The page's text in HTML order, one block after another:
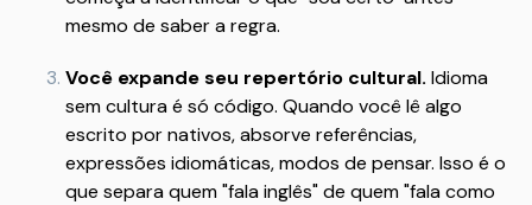
mesmo de saber a regra.
Você expande seu repertório cultural. Idioma
sem cultura é só código. Quando você lê algo
escrito por nativos, absorve referências,
expressões idiomáticas, modos de pensar. Isso é o
que separa quem "fala inglês" de quem "fala como